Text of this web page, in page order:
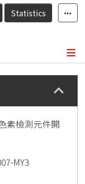
Statistics
素檢測元件開
MY3